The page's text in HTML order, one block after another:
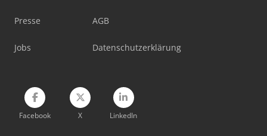
Presse
Jobs
AGB
Datenschutzerklärung
Facebook X LinkedIn